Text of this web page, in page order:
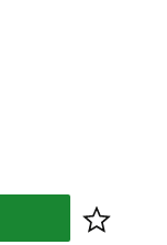
Lägg